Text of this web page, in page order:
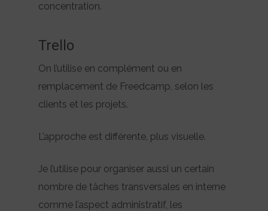
concentration.
Trello
On l’utilise en complément ou en
remplacement de Freedcamp, selon les
clients et les projets.
L’approche est différente, plus visuelle.
Je l’utilise pour organiser aussi un certain
nombre de tâches transversales en interne
comme l’aspect administratif, les